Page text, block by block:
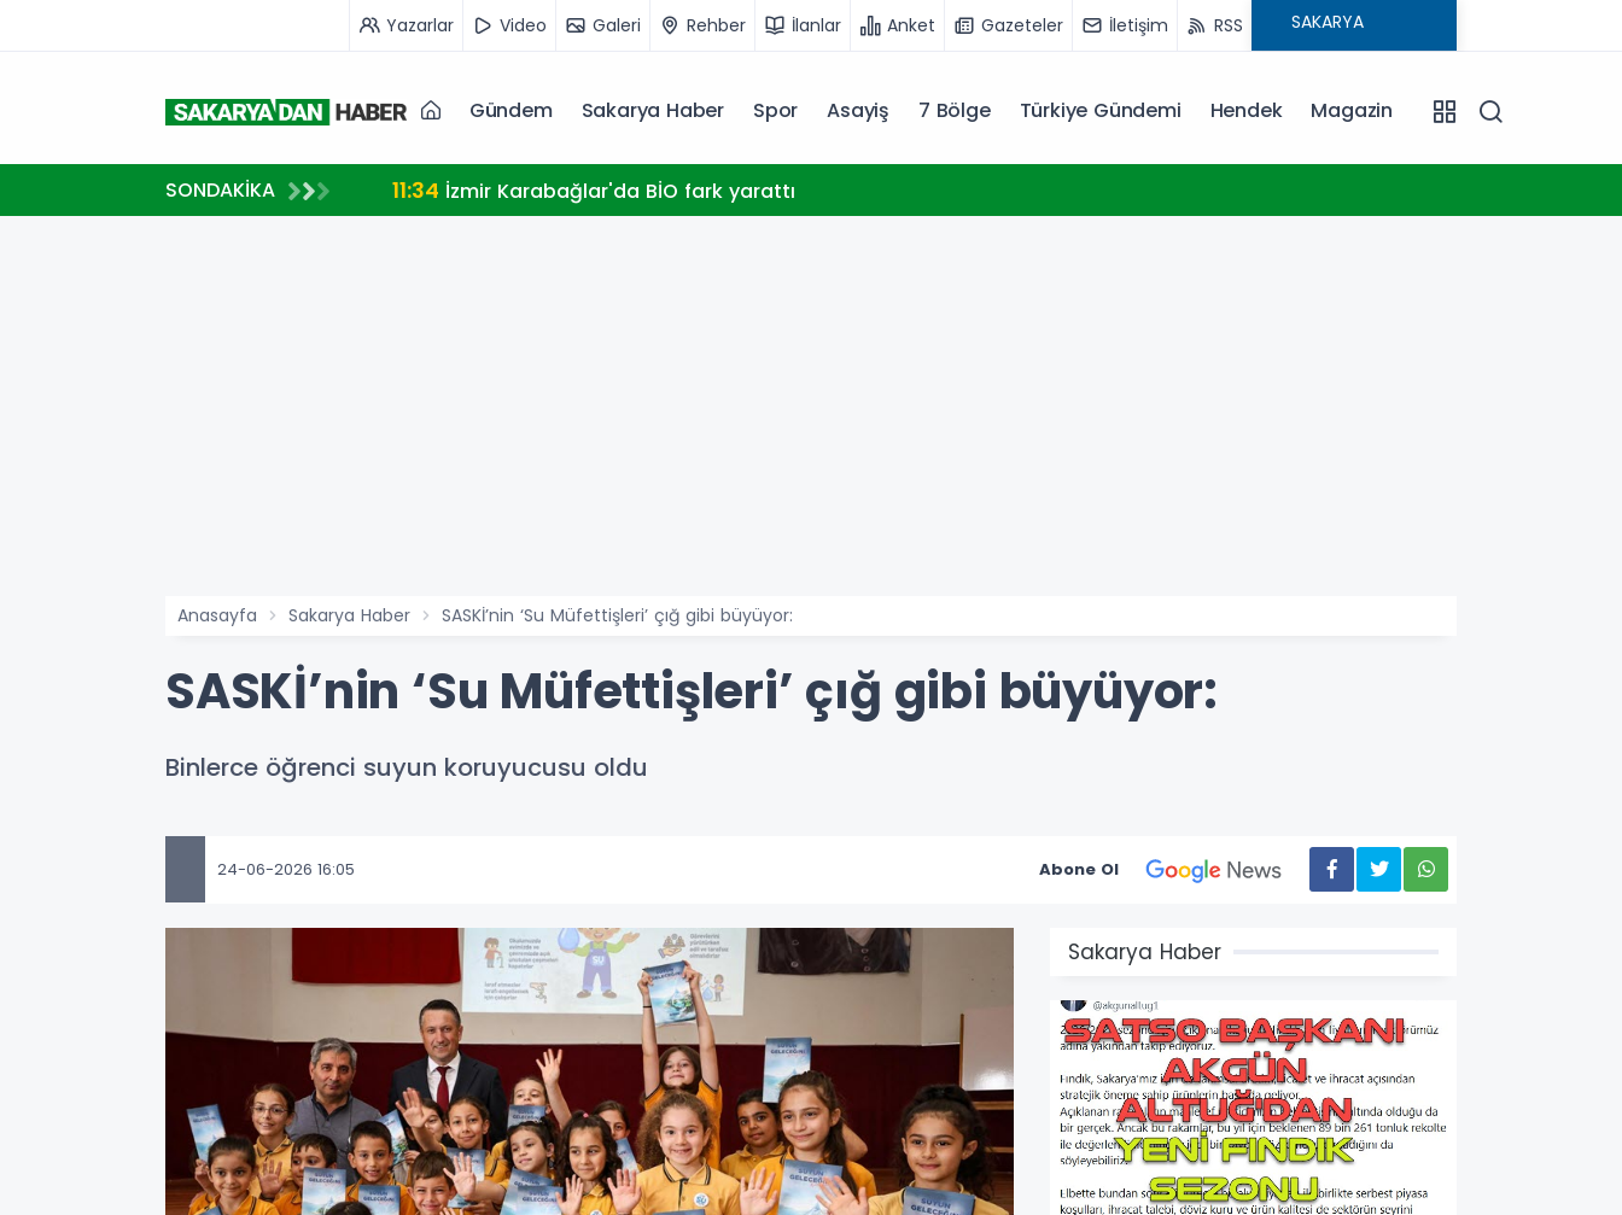
Yazarlar Video Galeri Rehber İlanlar Anket Gazeteler İletişim RSS
Gündem Sakarya Haber Spor Asayiş 7 Bölge Türkiye Gündemi Hendek Magazin
SONDAKİKA 11:34 İzmir Karabağlar'da BİO fark yarattı
başladı
Anasayfa Sakarya Haber SASKİ’nin ‘Su Müfettişleri’ çığ gibi büyüyor:
SASKİ’nin ‘Su Müfettişleri’ çığ gibi büyüyor:
Binlerce öğrenci suyun koruyucusu oldu
24-06-2026 16:05 Abone Ol
Sakarya Haber